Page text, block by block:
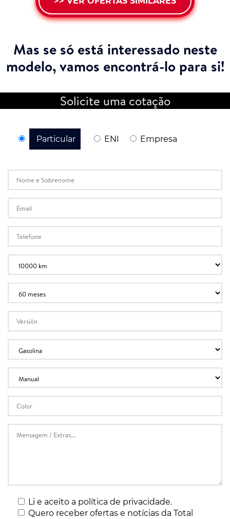
Mas se só está interessado neste
modelo,vamos encontrá-lo para si!
Solicite uma cotação
Particular ENI Empresa
Li e aceito a política de privacidade.
Quero receber ofertas e notícias da Total